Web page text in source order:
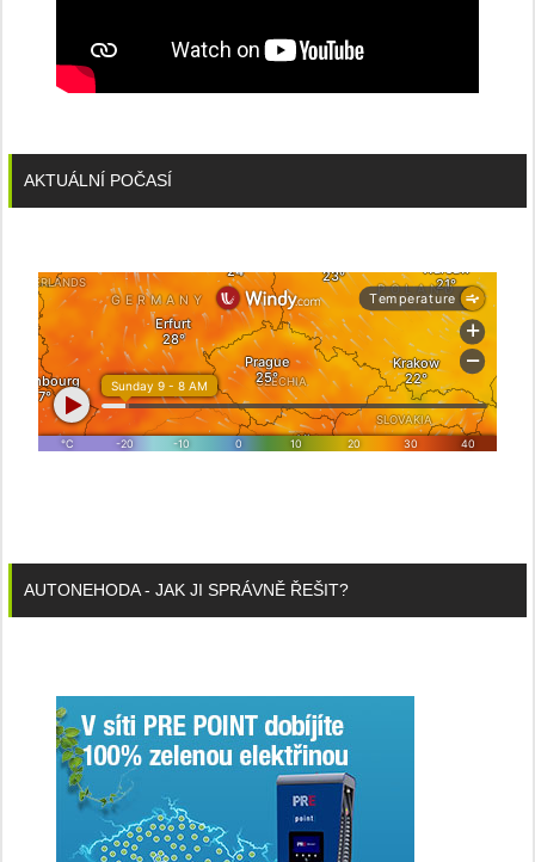
AKTUÁLNÍ POČASÍ
AUTONEHODA - JAK JI SPRÁVNĚ ŘEŠIT?